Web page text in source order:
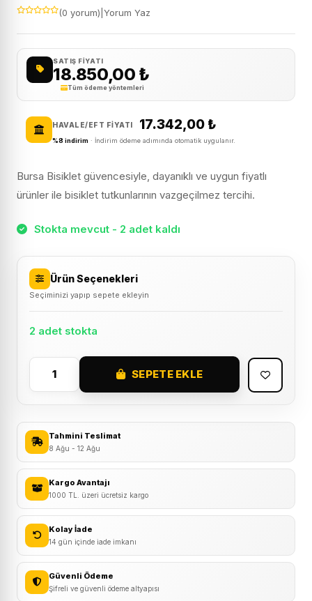
(0 yorum) Yorum Yaz
SATIŞ FIYATI
18.850,00 ₺
Tüm ödeme yöntemleri
HAVALE/EFT FIYATI 17.342,00 ₺
%8 indirim · İndirim ödeme adımında otomatik uygulanır.
Bursa Bisiklet güvencesiyle, dayanıklı ve uygun fiyatlı
ürünler ile bisiklet tutkunlarının vazgeçilmez tercihi.
Stokta mevcut - 2 adet kaldı
Ürün Seçenekleri
Seçiminizi yapıp sepete ekleyin
2 adet stokta
100
H
Disk
24
Jant
Çocuk
Bisikleti
Mat
Siyah/Sarı
adet
SEPETE EKLE
Tahmini Teslimat
8 Ağu - 12 Ağu
Kargo Avantajı
1000 TL. üzeri ücretsiz kargo
Kolay İade
14 gün içinde iade imkanı
Güvenli Ödeme
Şifreli ve güvenli ödeme altyapısı